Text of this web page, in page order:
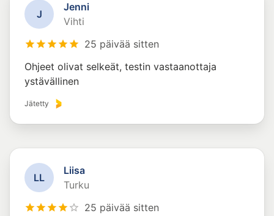
J
Jenni
Vihti
25 päivää sitten
Ohjeet olivat selkeät, testin vastaanottaja
ystävällinen
Jätetty
LL
Liisa
Turku
25 päivää sitten